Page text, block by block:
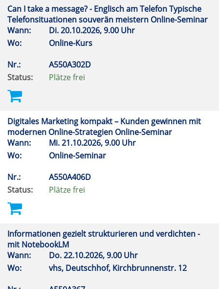
Can I take a message? - Englisch am Telefon Typische
Telefonsituationen souverän meistern Online-Seminar
Wann:
Di.20.10.2026, 9.00 Uhr
Wo:
Online-Kurs
Nr.:
A550A302D
Status:
Plätze frei
Digitales Marketing kompakt – Kunden gewinnen mit
modernen Online-Strategien Online-Seminar
Wann:
Mi.21.10.2026, 9.00 Uhr
Wo:
Online-Seminar
Nr.:
A550A406D
Status:
Plätze frei
Informationen gezielt strukturieren und verdichten -
mit NotebookLM
Wann:
Do.22.10.2026, 9.00 Uhr
Wo:
vhs, Deutschhof, Kirchbrunnenstr. 12